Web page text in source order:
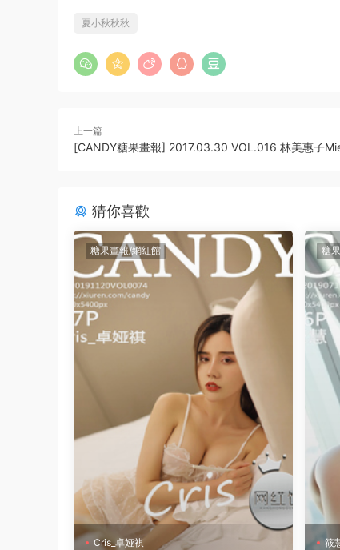
夏小秋秋秋
上一篇
[CANDY糖果畫報] 2017.03.30 VOL.016 林美惠子
猜你喜歡
糖果畫報/網紅館
Cris_卓娅祺
糖
筱